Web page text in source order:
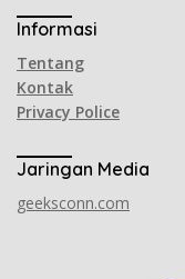
Informasi
Tentang
Kontak
Privacy Police
Jaringan Media
geeksconn.com